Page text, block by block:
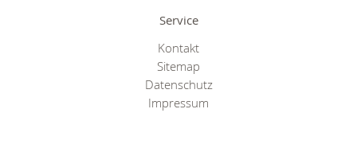
Service
Kontakt
Sitemap
Datenschutz
Impressum